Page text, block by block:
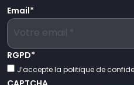
Email*
RGPD*
J’accepte la politique de